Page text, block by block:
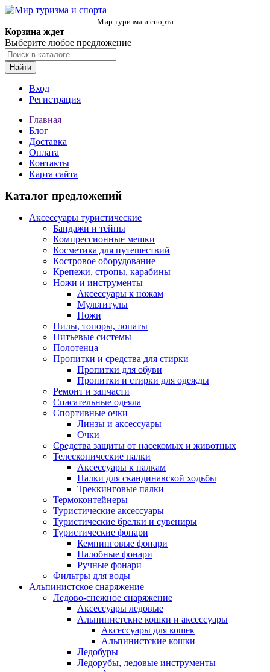
Мир туризма и спорта
Корзина ждет
Выберите любое предложение
Найти
Вход
Регистрация
Главная
Блог
Доставка
Оплата
Контакты
Карта сайта
Каталог предложений
Аксессуары туристические
Бандажи и тейпы
Компрессионные мешки
Косметика для путешествий
Костровое оборудование
Крепежи, стропы, карабины
Ножи и инструменты
Аксессуары к ножам
Мультитулы
Ножи
Пилы, топоры, лопаты
Питьевые системы
Полотенца
Пропитки и средства для стирки
Пропитки для обуви
Пропитки и стирки для одежды
Ремонт и запчасти
Спасательные одеяла
Спортивные очки
Линзы и аксессуары
Очки
Средства защиты от насекомых и животных
Телескопические палки
Аксессуары к палкам
Палки для скандинавской ходьбы
Треккинговые палки
Термоконтейнеры
Туристические аксессуары
Туристические брелки и сувениры
Туристические фонари
Кемпинговые фонари
Налобные фонари
Ручные фонари
Фильтры для воды
Альпинистское снаряжение
Ледово-снежное снаряжение
Аксессуары ледовые
Альпинистские кошки и аксессуары
Аксессуары для кошек
Альпинистские кошки
Ледобуры
Ледорубы, ледовые инструменты